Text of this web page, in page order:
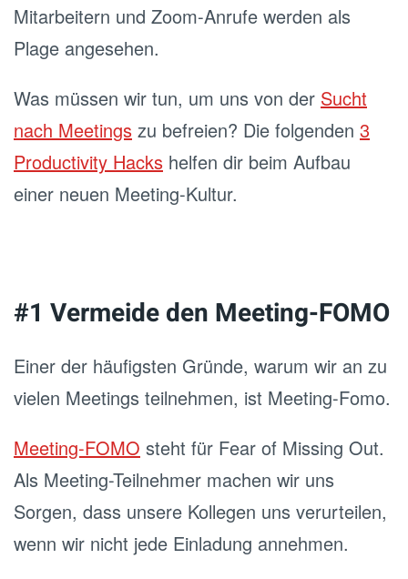
Mitarbeitern und Zoom-Anrufe werden als
Plage angesehen.
Was müssen wir tun, um uns von der Sucht
nach Meetings zu befreien? Die folgenden 3
Productivity Hacks helfen dir beim Aufbau
einer neuen Meeting-Kultur.
#1 Vermeide den Meeting-FOMO
Einer der häufigsten Gründe, warum wir an zu
vielen Meetings teilnehmen, ist Meeting-Fomo.
Meeting-FOMO steht für Fear of Missing Out.
Als Meeting-Teilnehmer machen wir uns
Sorgen, dass unsere Kollegen uns verurteilen,
wenn wir nicht jede Einladung annehmen.